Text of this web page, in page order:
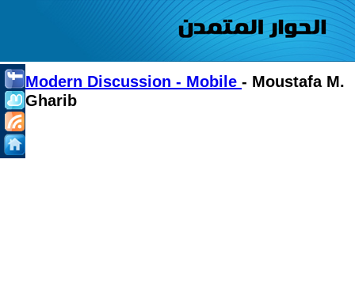
Modern Discussion - Mobile - Moustafa M.
Gharib